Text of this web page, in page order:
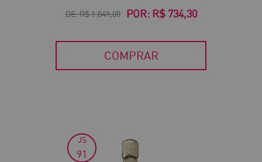
DE:R$ 1.049,00 POR: R$ 734,30
COMPRAR
JS
91